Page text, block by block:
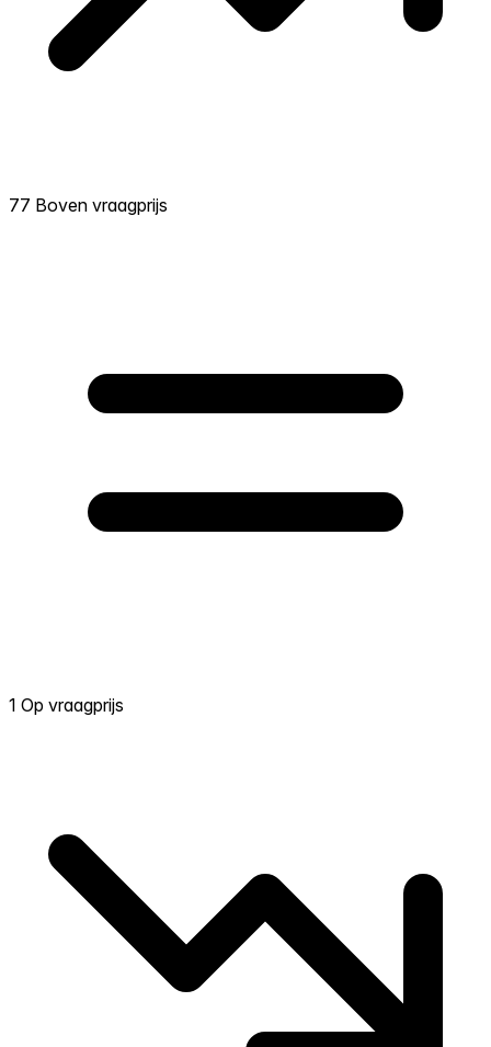
77 Boven vraagprijs
1 Op vraagprijs